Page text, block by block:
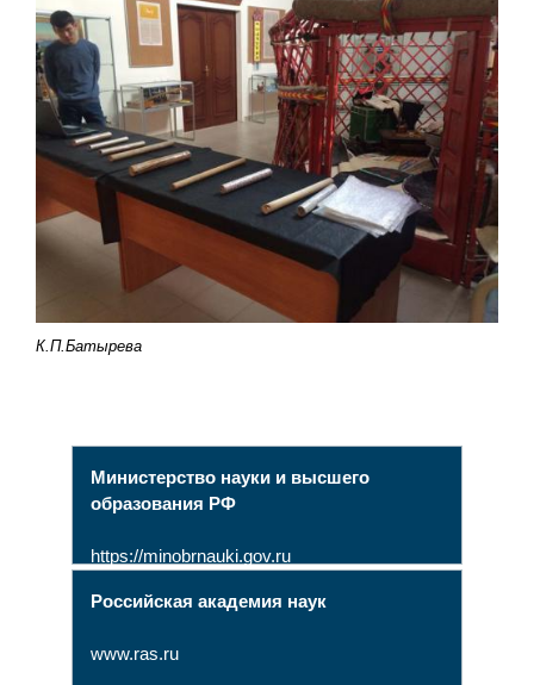
К.П.Батырева
Министерство науки и высшего
образования РФ
https://minobrnauki.gov.ru
Российская академия наук
www.ras.ru